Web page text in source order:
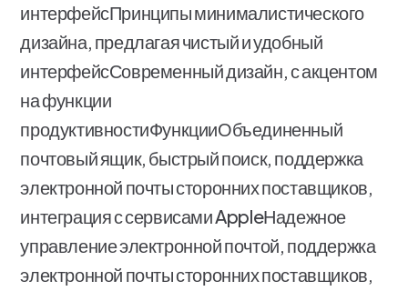
интерфейсПринципы минималистического
дизайна, предлагая чистый и удобный
интерфейсСовременный дизайн, с акцентом
на функции
продуктивностиФункцииОбъединенный
почтовый ящик, быстрый поиск, поддержка
электронной почты сторонних поставщиков,
интеграция с сервисами AppleНадежное
управление электронной почтой, поддержка
электронной почты сторонних поставщиков,